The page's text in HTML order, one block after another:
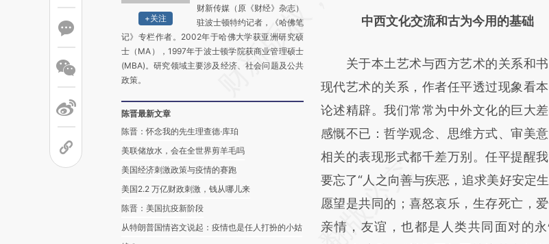
+关注
财新传媒（原《财经》杂志）
驻波士顿特约记者，《哈佛笔
记》专栏作者。2002年于哈佛大学获亚洲研究硕
士（MA），1997年于波士顿学院获商业管理硕士
(MBA)。研究领域主要涉及经济、社会问题及公共
政策。
陈晋最新文章
陈晋：怀念我的先生理查德·库珀
美联储放水，会在全世界剪羊毛吗
美国经济刺激政策与疫情的赛跑
美国2.2 万亿财政刺激，钱从哪儿来
陈晋：美国抗疫新阶段
从特朗普国情咨文说起：疫情也是任人打扮的小姑
财新观点和立场。推荐点击链接阅读原文
中西文化交流和古为今用的基础
关于本土艺术与西方艺术的关系和
现代艺术的关系，作者任平透过现象看本
论述精辟。我们常常为中外文化的巨大
感慨不已：哲学观念、思维方式、审美
相关的表现形式都千差万别。任平提醒
要忘了“人之向善与疾恶，追求美好安定
愿望是共同的；喜怒哀乐，生存死亡，爱
亲情，友谊，也都是人类共同面对的